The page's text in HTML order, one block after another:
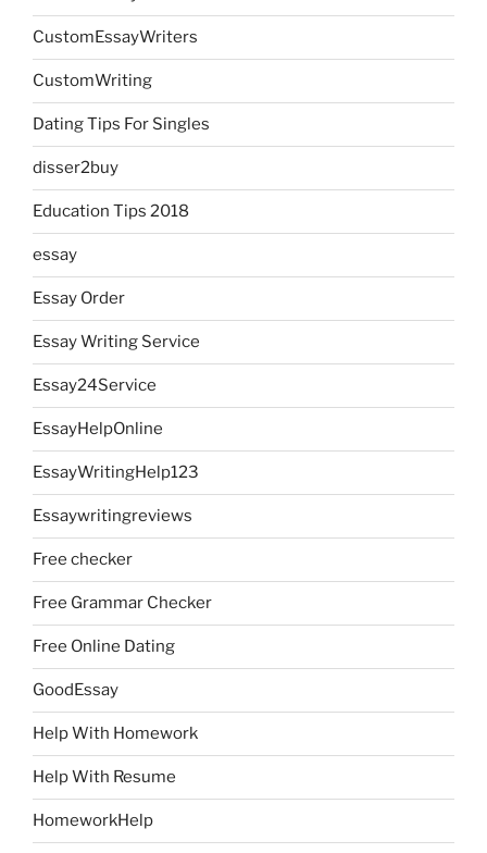
CustomEssayWriters
CustomWriting
Dating Tips For Singles
disser2buy
Education Tips 2018
essay
Essay Order
Essay Writing Service
Essay24Service
EssayHelpOnline
EssayWritingHelp123
Essaywritingreviews
Free checker
Free Grammar Checker
Free Online Dating
GoodEssay
Help With Homework
Help With Resume
HomeworkHelp